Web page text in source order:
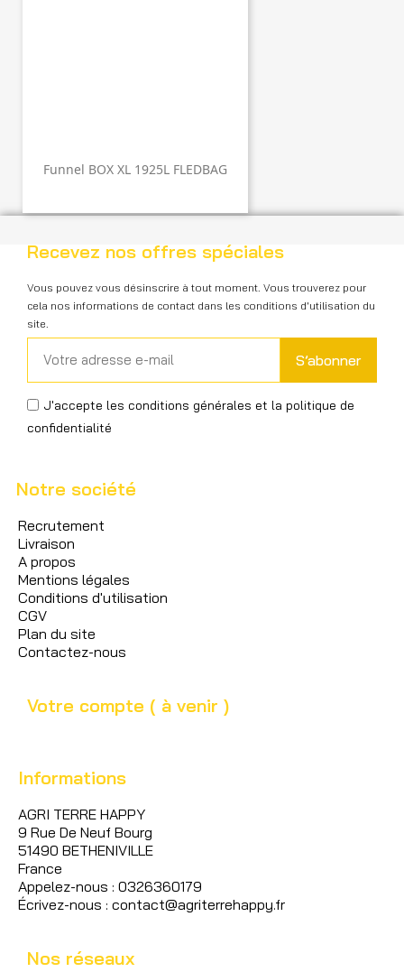
Funnel BOX XL 1925L FLEDBAG
Recevez nos offres spéciales
Vous pouvez vous désinscrire à tout moment. Vous trouverez pour
cela nos informations de contact dans les conditions d'utilisation du
site.
S’abonner
J'accepte les conditions générales et la politique de
confidentialité
Notre société
Recrutement
Livraison
A propos
Mentions légales
Conditions d'utilisation
CGV
Plan du site
Contactez-nous
Votre compte ( à venir )
Informations
AGRI TERRE HAPPY
9 Rue De Neuf Bourg
51490 BETHENIVILLE
France
Appelez-nous : 0326360179
Écrivez-nous : contact@agriterrehappy.fr
Nos réseaux